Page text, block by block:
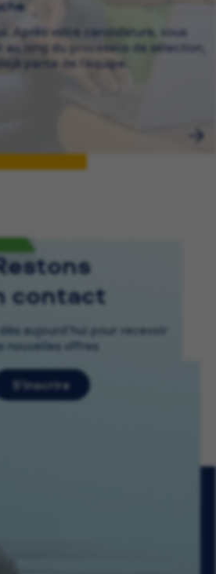
Après votre candidature, vous
long du processus de sélection,
partie de l’équipe.
contact
aujourd’hui pour recevoir
nouvelles offres
S’inscrire